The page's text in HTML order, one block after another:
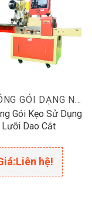
MÁY ĐÓNG GÓI DẠNG NẰM
Gói Kẹo Sử Dụng
Lưỡi Dao Cắt
Liên hệ!